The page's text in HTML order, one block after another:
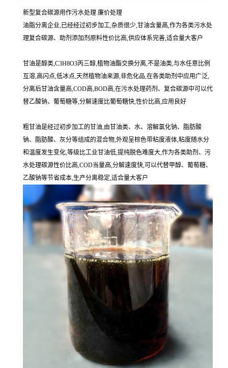
新型复合碳源用作污水处理 廉价处理
油脂分离企业,已经经过初步加工,杂质很少,甘油含量高,作为各类污水处
理复合碳源、助剂添加剂原料性价比高,供应体系完善,适合量大客户
甘油是醇类,C3H8O3丙三醇,植物油酯交换分离,不是油类,与水任意比例
互溶,高闪点,低冰点,天然植物油来源,非危化品,在各类助剂中应用广泛,
分离后甘油含量高,COD高,BOD高,在污水处理药剂、复合碳源中可以代
替乙酸钠、葡萄糖等,分解速度比葡萄糖快,性价比高,应用良好
粗甘油是经过初步加工的甘油,由甘油类、水、溶解氯化钠、脂肪酸
钠、脂肪酸、灰分等组成的混合物,外观呈棕色带粘度液体,粘度随水分
和温度发生变化,等级比工业甘油低,提纯脱色难度大,作为各类助剂、污
水处理碳源性价比高,COD当量高,分解速度快,可以代替甲醇、葡萄糖、
乙酸钠等节省成本,生产分离稳定,适合量大客户